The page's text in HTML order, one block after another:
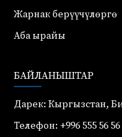
Жарнак берүүчүлөргө
Аба ырайы
БАЙЛАНЫШТАР
Дарек: Кыргызстан,
Телефон: +996 555 56 56